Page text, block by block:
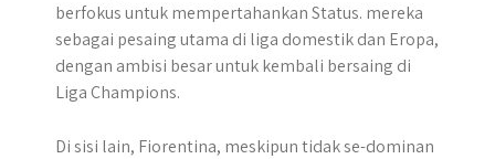
berfokus untuk mempertahankan Status. mereka
sebagai pesaing utama di liga domestik dan Eropa,
dengan ambisi besar untuk kembali bersaing di
Liga Champions.
Di sisi lain, Fiorentina, meskipun tidak se-dominan